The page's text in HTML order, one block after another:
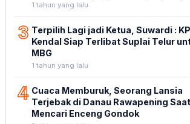
1 tahun yang lalu
3 Terpilih Lagi jadi Ketua, Suwardi :
Kendal Siap Terlibat Suplai Telur
MBG
1 tahun yang lalu
4 Cuaca Memburuk, Seorang Lansia
Terjebak di Danau Rawapening Saat
Mencari Enceng Gondok